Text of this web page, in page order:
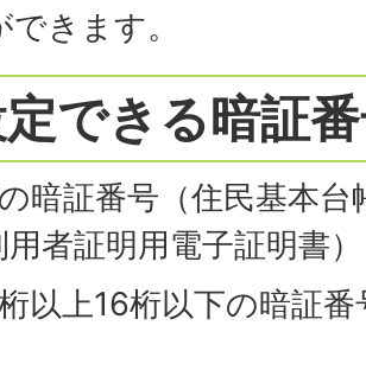
きます。
できる暗証
暗証番号（住民基本台
者証明用電子証明書）
以上16桁以下の暗証